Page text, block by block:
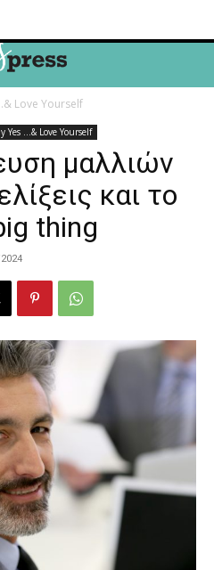
Love Yourself
Yes ...& Love Yourself
μαλλιών
και το
thing